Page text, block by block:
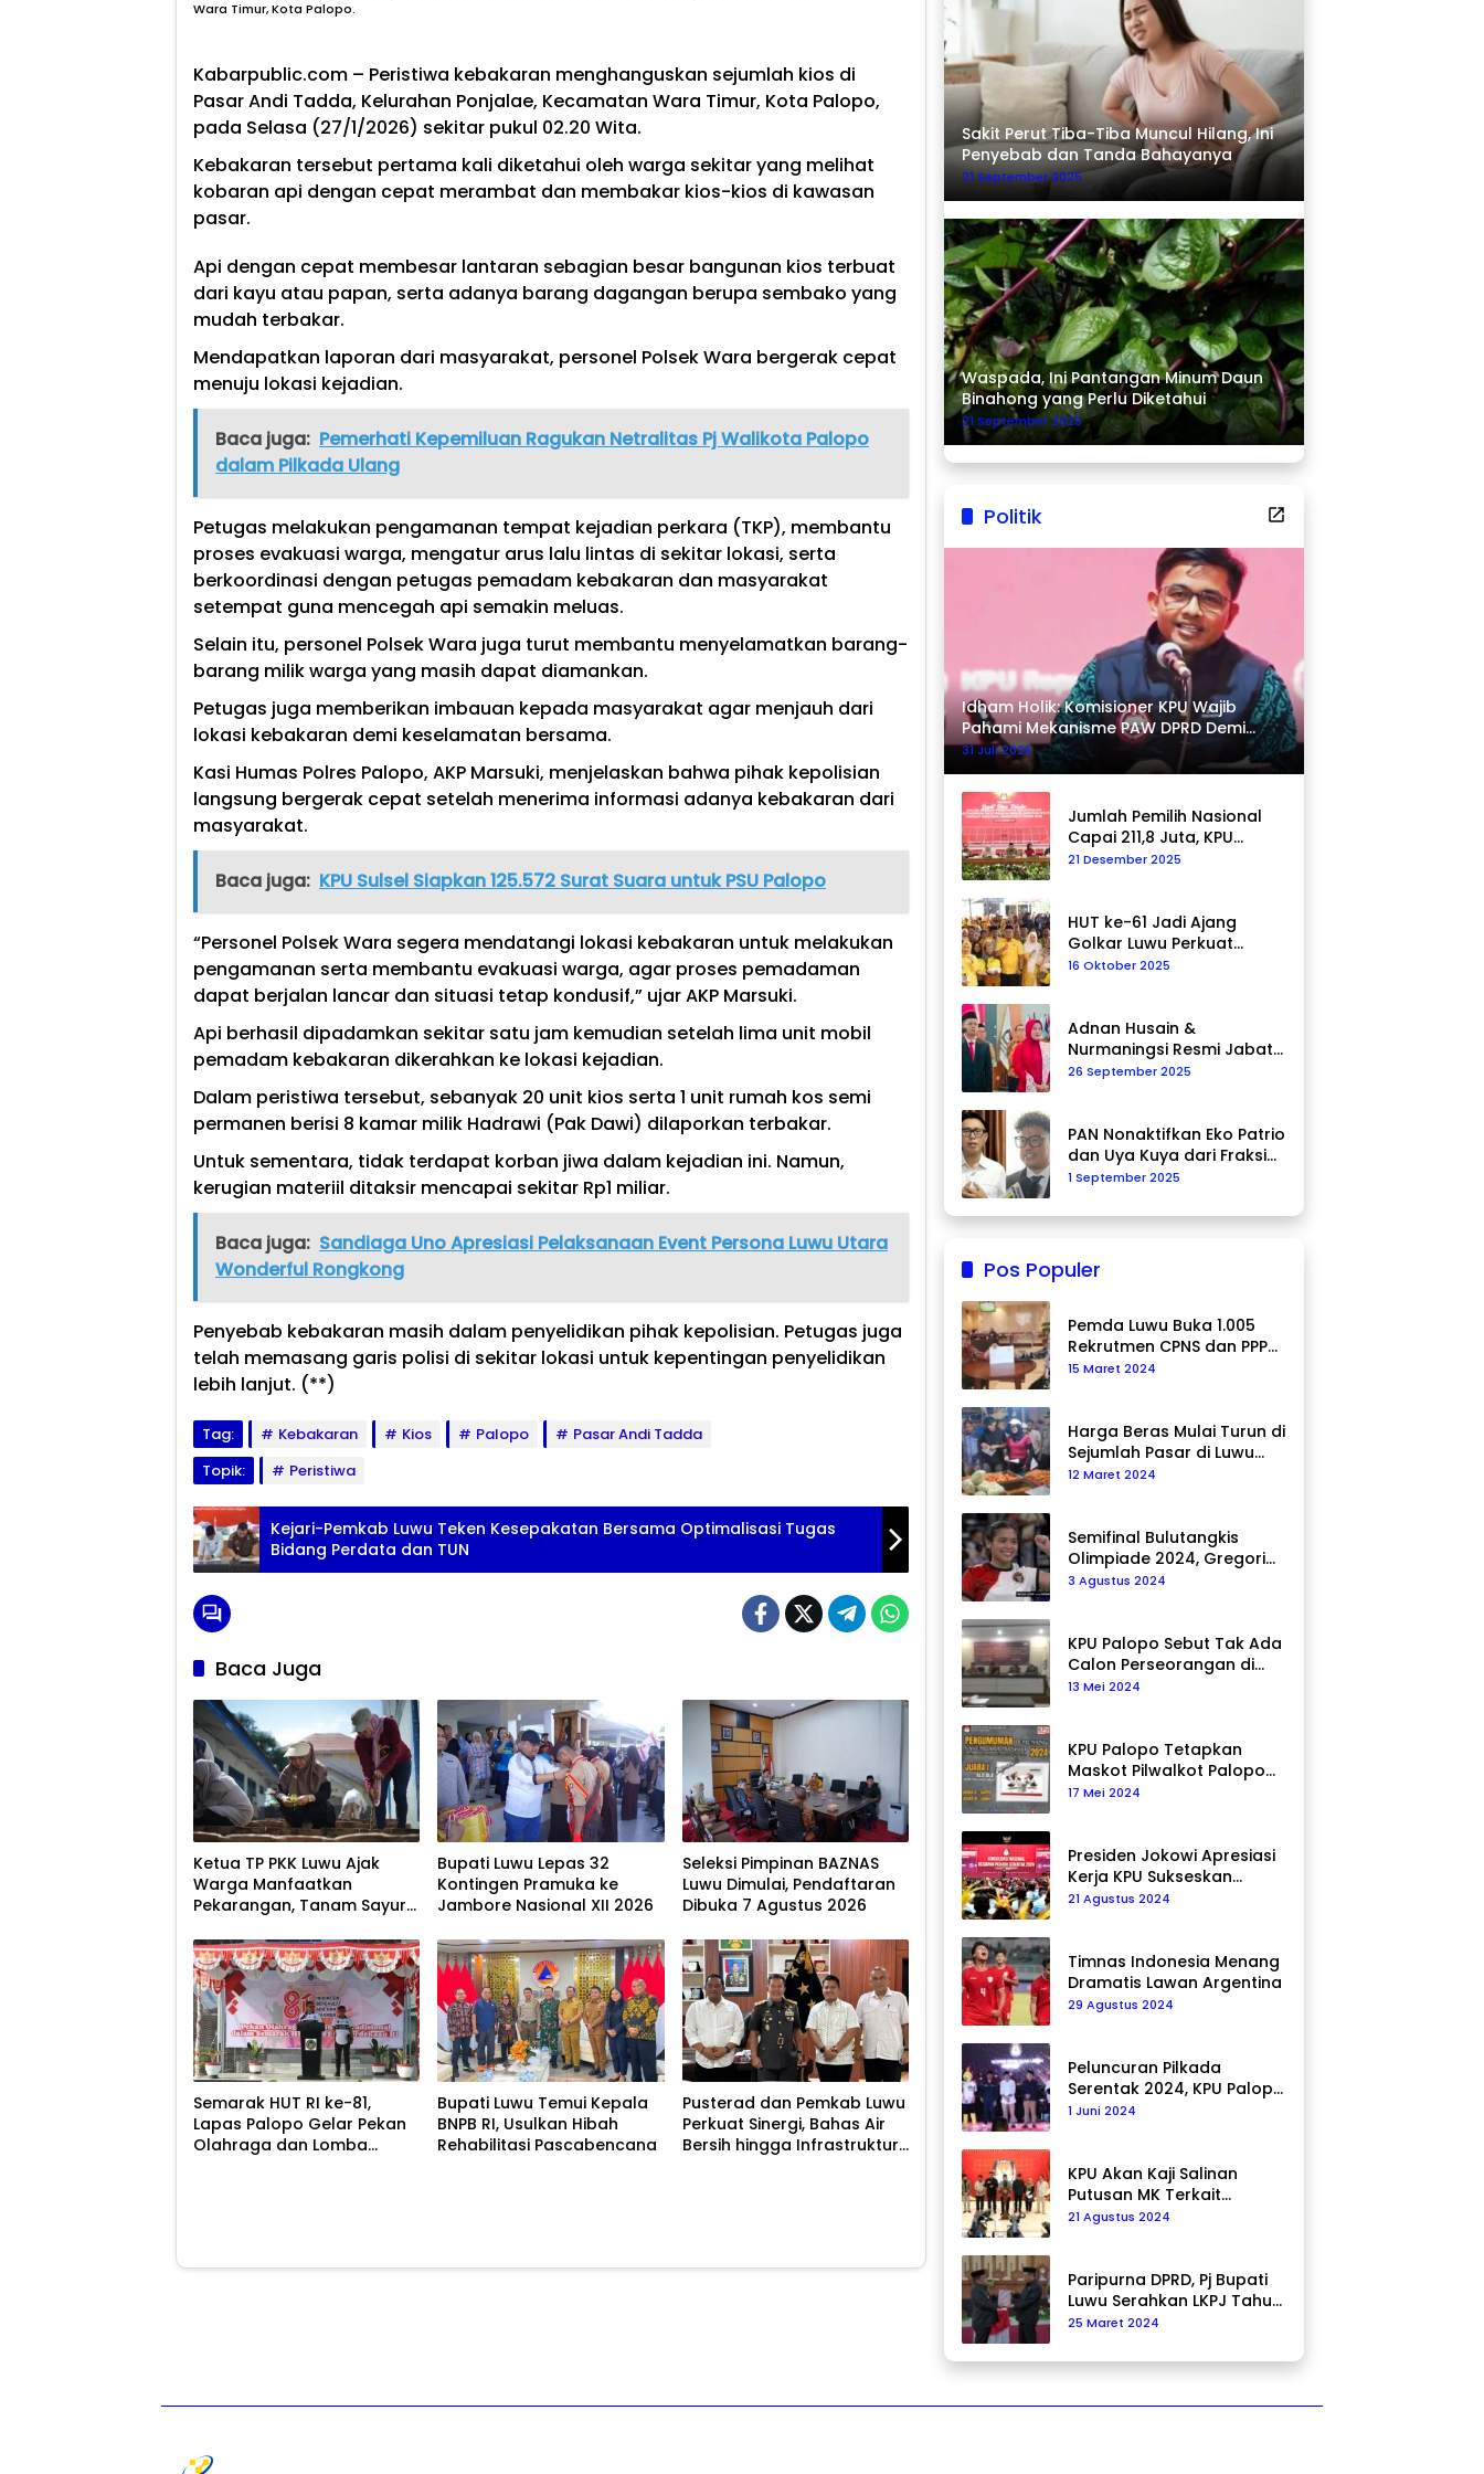
Wara Timur, Kota Palopo.
Kabarpublic.com – Peristiwa kebakaran menghanguskan sejumlah kios di
Pasar Andi Tadda, Kelurahan Ponjalae, Kecamatan Wara Timur, Kota Palopo,
pada Selasa (27/1/2026) sekitar pukul 02.20 Wita.
Kebakaran tersebut pertama kali diketahui oleh warga sekitar yang melihat
kobaran api dengan cepat merambat dan membakar kios-kios di kawasan
pasar.
Api dengan cepat membesar lantaran sebagian besar bangunan kios terbuat
dari kayu atau papan, serta adanya barang dagangan berupa sembako yang
mudah terbakar.
Mendapatkan laporan dari masyarakat, personel Polsek Wara bergerak cepat
menuju lokasi kejadian.
Baca juga: Pemerhati Kepemiluan Ragukan Netralitas Pj Walikota Palopo
dalam Pilkada Ulang
Petugas melakukan pengamanan tempat kejadian perkara (TKP), membantu
proses evakuasi warga, mengatur arus lalu lintas di sekitar lokasi, serta
berkoordinasi dengan petugas pemadam kebakaran dan masyarakat
setempat guna mencegah api semakin meluas.
Selain itu, personel Polsek Wara juga turut membantu menyelamatkan barang-
barang milik warga yang masih dapat diamankan.
Petugas juga memberikan imbauan kepada masyarakat agar menjauh dari
lokasi kebakaran demi keselamatan bersama.
Kasi Humas Polres Palopo, AKP Marsuki, menjelaskan bahwa pihak kepolisian
langsung bergerak cepat setelah menerima informasi adanya kebakaran dari
masyarakat.
Baca juga: KPU Sulsel Siapkan 125.572 Surat Suara untuk PSU Palopo
“Personel Polsek Wara segera mendatangi lokasi kebakaran untuk melakukan
pengamanan serta membantu evakuasi warga, agar proses pemadaman
dapat berjalan lancar dan situasi tetap kondusif,” ujar AKP Marsuki.
Api berhasil dipadamkan sekitar satu jam kemudian setelah lima unit mobil
pemadam kebakaran dikerahkan ke lokasi kejadian.
Dalam peristiwa tersebut, sebanyak 20 unit kios serta 1 unit rumah kos semi
permanen berisi 8 kamar milik Hadrawi (Pak Dawi) dilaporkan terbakar.
Untuk sementara, tidak terdapat korban jiwa dalam kejadian ini. Namun,
kerugian materiil ditaksir mencapai sekitar Rp1 miliar.
Baca juga: Sandiaga Uno Apresiasi Pelaksanaan Event Persona Luwu Utara
Wonderful Rongkong
Penyebab kebakaran masih dalam penyelidikan pihak kepolisian. Petugas juga
telah memasang garis polisi di sekitar lokasi untuk kepentingan penyelidikan
lebih lanjut. (**)
Tag: Kebakaran Kios Palopo
Pasar Andi Tadda
Topik:
Peristiwa
Kejari-Pemkab Luwu Teken Kesepakatan Bersama Optimalisasi Tugas
Bidang Perdata dan TUN
Baca Juga
Ketua TP PKK Luwu Ajak
Warga Manfaatkan
Pekarangan, Tanam Sayur
Bupati Luwu Lepas 32
Kontingen Pramuka ke
Jambore Nasional XII 2026
Seleksi Pimpinan BAZNAS
Luwu Dimulai, Pendaftaran
Dibuka 7 Agustus 2026
Semarak HUT RI ke-81,
Lapas Palopo Gelar Pekan
Olahraga dan Lomba
Bupati Luwu Temui Kepala
BNPB RI, Usulkan Hibah
Rehabilitasi Pascabencana
Pusterad dan Pemkab Luwu
Perkuat Sinergi, Bahas Air
Bersih hingga Infrastruktur
Sakit Perut Tiba-Tiba Muncul Hilang, Ini
Penyebab dan Tanda Bahayanya
21 September 2025
Waspada, Ini Pantangan Minum Daun
Binahong yang Perlu Diketahui
21 September 2025
Politik
Idham Holik: Komisioner KPU Wajib
Pahami Mekanisme PAW DPRD Demi
Kepastian Hukum
31 Juli 2026
Jumlah Pemilih Nasional
Capai 211,8 Juta, KPU
Tegaskan Komitmen
21 Desember 2025
HUT ke-61 Jadi Ajang
Golkar Luwu Perkuat
Kepedulian Sosial
16 Oktober 2025
Adnan Husain &
Nurmaningsi Resmi Jabat
Komisioner KPU Palopo
26 September 2025
PAN Nonaktifkan Eko Patrio
dan Uya Kuya dari Fraksi
DPR RI
1 September 2025
Pos Populer
Pemda Luwu Buka 1.005
Rekrutmen CPNS dan PPPK
Tahun 2024
15 Maret 2024
Harga Beras Mulai Turun di
Sejumlah Pasar di Luwu
Utara
12 Maret 2024
Semifinal Bulutangkis
Olimpiade 2024, Gregoria
Mariska Tunjung Akan
3 Agustus 2024
KPU Palopo Sebut Tak Ada
Calon Perseorangan di
Pilkada 2024
13 Mei 2024
KPU Palopo Tetapkan
Maskot Pilwalkot Palopo
2024, Berikut Maknanya!
17 Mei 2024
Presiden Jokowi Apresiasi
Kerja KPU Sukseskan
Pemilu 2024
21 Agustus 2024
Timnas Indonesia Menang
Dramatis Lawan Argentina
29 Agustus 2024
Peluncuran Pilkada
Serentak 2024, KPU Palopo
Ajak Masyarakat Ciptakan
1 Juni 2024
KPU Akan Kaji Salinan
Putusan MK Terkait
Pencalonan Pilkada
21 Agustus 2024
Paripurna DPRD, Pj Bupati
Luwu Serahkan LKPJ Tahun
2023
25 Maret 2024